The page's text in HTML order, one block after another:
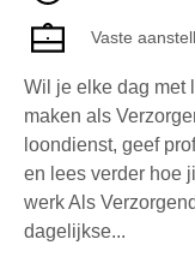
Vaste
Wil je elke dag met
maken als
loondienst, geef
en lees verder hoe
werk Als
dagelijkse...